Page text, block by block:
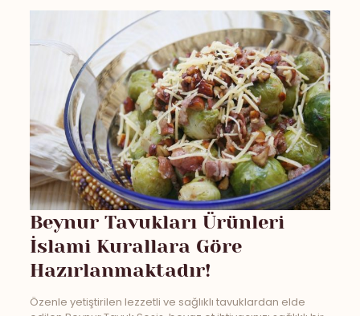
Beynur Tavukları Ürünleri
İslami Kurallara Göre
Hazırlanmaktadır!
Özenle yetiştirilen lezzetli ve sağlıklı tavuklardan elde